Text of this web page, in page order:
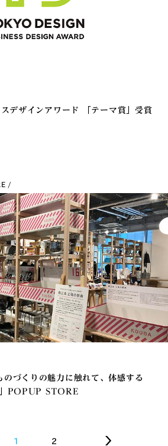
デザインアワード 「テーマ賞」受賞
のづくりの魅力に触れて、体感する
」POPUP STORE
1 2